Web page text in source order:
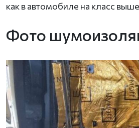
как в автомобиле на класс
Фото